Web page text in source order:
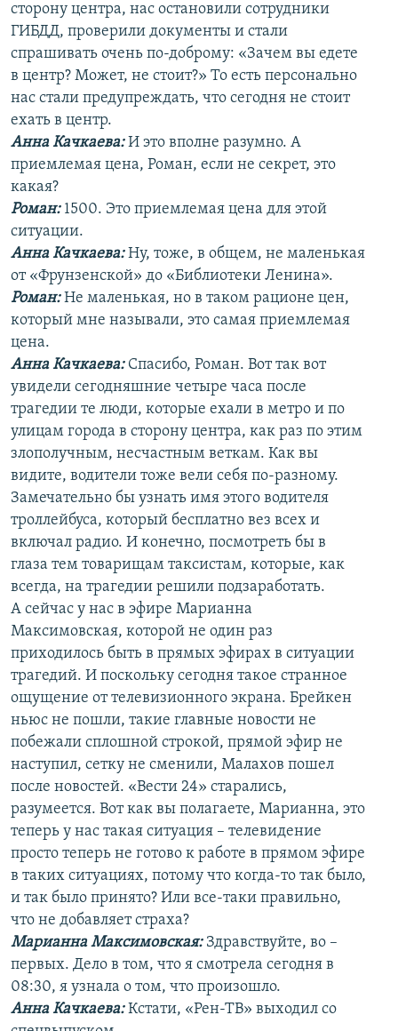
сторону центра, нас остановили сотрудники
ГИБДД, проверили документы и стали
спрашивать очень по-доброму: «Зачем вы едете
в центр? Может, не стоит?» То есть персонально
нас стали предупреждать, что сегодня не стоит
ехать в центр.
Анна Качкаева:И это вполне разумно. А
приемлемая цена, Роман, если не секрет, это
какая?
Роман:1500. Это приемлемая цена для этой
ситуации.
Анна Качкаева:Ну, тоже, в общем, не маленькая
от «Фрунзенской» до «Библиотеки Ленина».
Роман:Не маленькая, но в таком рационе цен,
который мне называли, это самая приемлемая
цена.
Анна Качкаева:Спасибо, Роман. Вот так вот
увидели сегодняшние четыре часа после
трагедии те люди, которые ехали в метро и по
улицам города в сторону центра, как раз по этим
злополучным, несчастным веткам. Как вы
видите, водители тоже вели себя по-разному.
Замечательно бы узнать имя этого водителя
троллейбуса, который бесплатно вез всех и
включал радио. И конечно, посмотреть бы в
глаза тем товарищам таксистам, которые, как
всегда, на трагедии решили подзаработать.
А сейчас у нас в эфире Марианна
Максимовская, которой не один раз
приходилось быть в прямых эфирах в ситуации
трагедий. И поскольку сегодня такое странное
ощущение от телевизионного экрана. Брейкен
ньюс не пошли, такие главные новости не
побежали сплошной строкой, прямой эфир не
наступил, сетку не сменили, Малахов пошел
после новостей. «Вести 24» старались,
разумеется. Вот как вы полагаете, Марианна, это
теперь у нас такая ситуация – телевидение
просто теперь не готово к работе в прямом эфире
в таких ситуациях, потому что когда-то так было,
и так было принято? Или все-таки правильно,
что не добавляет страха?
Марианна Максимовская:Здравствуйте, во –
первых. Дело в том, что я смотрела сегодня в
08:30, я узнала о том, что произошло.
Анна Качкаева:Кстати, «Рен-ТВ» выходил со